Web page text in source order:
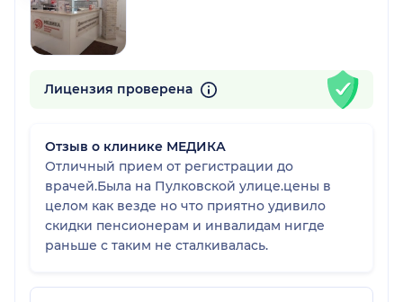
Лицензия проверена
Отзыв о клинике МЕДИКА
Отличный прием от регистрации до
врачей.Была на Пулковской улице.цены в
целом как везде но что приятно удивило
скидки пенсионерам и инвалидам нигде
раньше с таким не сталкивалась.